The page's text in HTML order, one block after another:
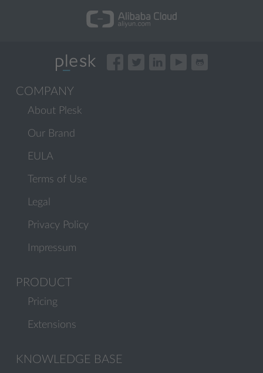
COMPANY
About Plesk
Our Brand
EULA
Terms of Use
Legal
Privacy Policy
Impressum
PRODUCT
Pricing
Extensions
KNOWLEDGE BASE